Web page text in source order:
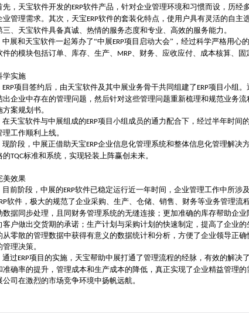
先，天宝软件开发的ERP软件产品，针对企业管理环境和习惯而设，历经
业管理需求。其次，天宝ERP软件的套装化特点，使用户具有灵活的自主
三、天宝软件具备真诚、热情的服务态度和专业、高效的服务能力。
中展和天宝软件一起筹办了“中展ERP项目启动大会”，经过科学严格用心
件的模块包括订单、库存、生产、 MRP、财务、应收应付、成本核算、固
学实施
项目签约后，由天宝软件及其中展业务骨干共同组建了 ERP项目小组。
出企业中存在的管理问题，然后针对这些管理问题重新梳理和规范业务
方案规划书。
在天宝软件与中展组成的ERP项目小组成员的通力配合下，经过半年时间
理工作顺利上线。
现阶段，中展正借助天宝ERP企业信息化管理系统和整体信息化管理解决
的TQC标准和系统，实现轻装上阵赢创未来。
美效果
目前阶段，中展的ERP软件已稳定运行近一年时间，企业管理工作中所涉
软件，极大的规范了企业采购、生产、仓储、销售、财务等业务管理流
数据同步处理，且同财务管理系统的无缝连接；更加准确的库存帮助企
客户做出交货期的承诺；生产计划与采购计划的快速制定，提高了企业
从零散的管理数据中获得有意义的数据统计和分析，方便了企业领导正
管理决策。
通过ERP项目的实施，天宝帮助中展打通了管理流程的经脉，有效的解决
准确率的提升，管理成本和生产成本的降低，真正实现了企业精益管理
公司在激烈的市场竞争环境中扬帆远航。